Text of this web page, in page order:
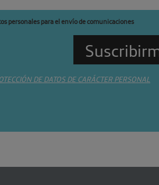
personales para el envío de comunicaciones
DE DATOS DE CARÁCTER PERSONAL